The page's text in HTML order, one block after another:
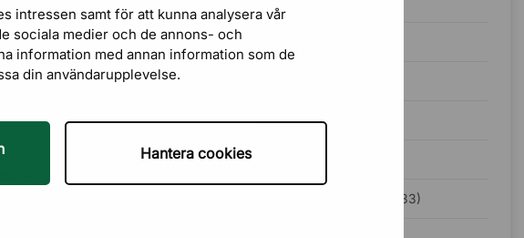
intressen samt för att kunna analysera vår
sociala medier och de annons- och
information med annan information som de
din användarupplevelse.
Hantera cookies
RS2 - FÖR
Guider (49)
Ergonomi på kontoret (33)